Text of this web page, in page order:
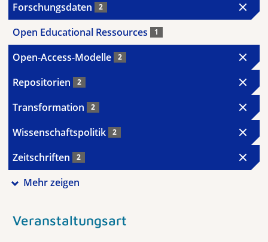
Forschungsdaten 2
Open Educational Ressources 1
Open-Access-Modelle 2
Repositorien 2
Transformation 2
Wissenschaftspolitik 2
Zeitschriften 2
Mehr zeigen
Veranstaltungsart